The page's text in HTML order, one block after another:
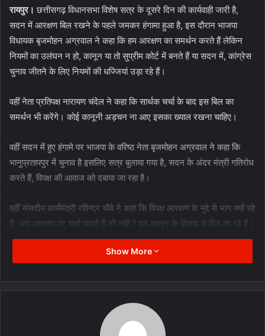
रायपुर। छत्तीसगढ़ विधानसभा विशेष सत्र के दूसरे दिन की कार्यवाही जारी है,
सदन में आरक्षण बिल रखने के पहले जमकर हंगामा हुआ है, इस दौरान भाजपा
विधायक बृजमोहन अग्रवाल ने कहा कि हम आरक्षण का समर्थन करते हैं लेकिन
नियमों का उलंघन न हो, कानून या तो सुप्रीम कोर्ट में बनते हैं या सदन में, कांग्रेस
चुनाव जीतने के लिए नियमों की धज्जियां उड़ा रहे हैं।
वहीं नेता प्रतिपक्ष नारायण चंदेल ने कहा कि सार्थक चर्चा के बाद इस बिल का
समर्थन भी करेंगे। कोई कानूनी अड़चन ना आए इसका ख्याल रखना चाहिए।
वहीं सदन में हुए हंगामे पर भाजपा के वरिष्ठ नेता बृजमोहन अग्रवाल ने कहा कि
भानुप्रतापपुर में चुनाव है इसलिए सत्र बुलाया गया है, सदन के अंदर मंत्री गतिरोध
करते हैं, विपक्ष की आवाज को दबाया जा रहा है।
वहीं संसदीय कार्यंमंत्री रविन्द्र चौबे ने कहा कि विपक्ष आरक्षण के मुद्दे से भाग क्यों रहे
हैं, आप आरक्षण पर चर्चा चाहते हैं की नहीं ? हम कानून के हिसाब से बिल ला रहे हैं।
वहीं मंत्री शिव डहरिया ने कहा-लोकतंत्र की हत्या हुई है चर्चा होने नहीं दी जा रही
मंत्री शिवकुमार डहरिया ने कहा कि सदन में हंगामे की पूरी जानकारी विधानसभा
अध्यक्ष को दी है, लोकतंत्र की हत्या हुई है चर्चा होने नहीं दी जा रही है।
Show More